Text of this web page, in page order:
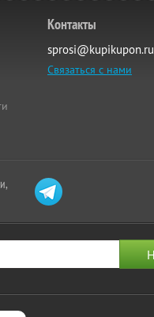
Контакты
sprosi@kupikupon.ru
Связаться с нами